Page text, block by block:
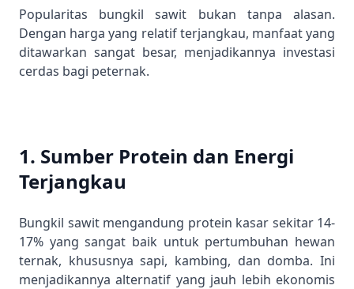
Popularitas bungkil sawit bukan tanpa alasan.
Dengan harga yang relatif terjangkau, manfaat yang
ditawarkan sangat besar, menjadikannya investasi
cerdas bagi peternak.
1. Sumber Protein dan Energi
Terjangkau
Bungkil sawit mengandung protein kasar sekitar 14-
17% yang sangat baik untuk pertumbuhan hewan
ternak, khususnya sapi, kambing, dan domba. Ini
menjadikannya alternatif yang jauh lebih ekonomis